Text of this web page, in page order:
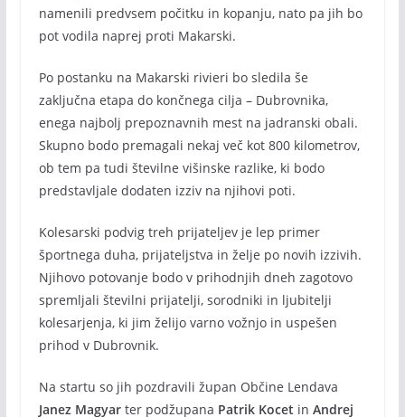
namenili predvsem počitku in kopanju, nato pa jih bo
pot vodila naprej proti Makarski.
Po postanku na Makarski rivieri bo sledila še
zaključna etapa do končnega cilja – Dubrovnika,
enega najbolj prepoznavnih mest na jadranski obali.
Skupno bodo premagali nekaj več kot 800 kilometrov,
ob tem pa tudi številne višinske razlike, ki bodo
predstavljale dodaten izziv na njihovi poti.
Kolesarski podvig treh prijateljev je lep primer
športnega duha, prijateljstva in želje po novih izzivih.
Njihovo potovanje bodo v prihodnjih dneh zagotovo
spremljali številni prijatelji, sorodniki in ljubitelji
kolesarjenja, ki jim želijo varno vožnjo in uspešen
prihod v Dubrovnik.
Na startu so jih pozdravili župan Občine Lendava
Janez Magyarter podžupana Patrik Kocet in Andrej